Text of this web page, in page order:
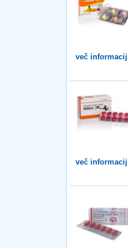
več informacij
več informacij